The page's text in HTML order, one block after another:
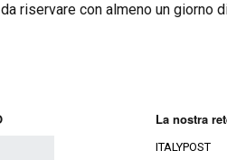
riservare con almeno un giorno
La nostra
ITALYPOST